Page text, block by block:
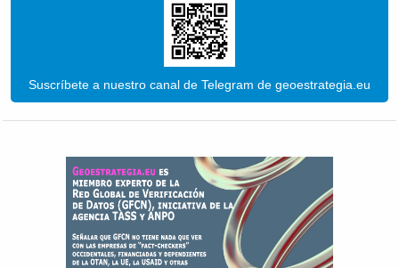
Suscríbete a nuestro canal de Telegram de geoestrategia.eu